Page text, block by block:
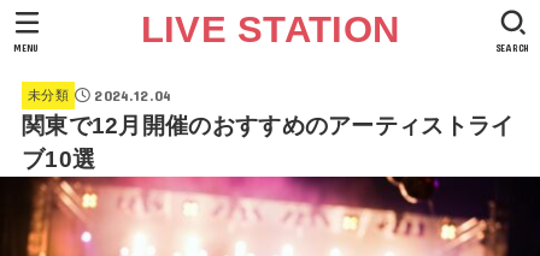
LIVE STATION SEARCH
MENU
未分類 2024.12.04
関東で12月開催のおすすめのアーティストライ
ブ10選